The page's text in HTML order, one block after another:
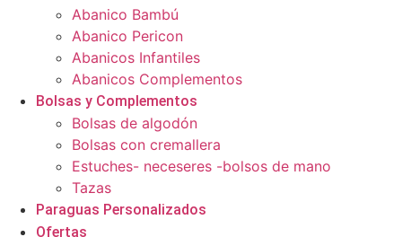
Abanico Bambú
Abanico Pericon
Abanicos Infantiles
Abanicos Complementos
Bolsas y Complementos
Bolsas de algodón
Bolsas con cremallera
Estuches- neceseres -bolsos de mano
Tazas
Paraguas Personalizados
Ofertas